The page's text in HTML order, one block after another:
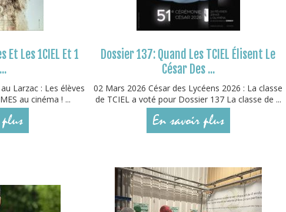
Et Les 1CIEL Et 1
Larzac : Les élèves
au cinéma ! ...
Dossier 137: Quand Les TCIEL Élisent Le
César Des ...
02 Mars 2026 César des Lycéens 2026 : La classe
de TCIEL a voté pour Dossier 137 La classe de ...
En savoir plus